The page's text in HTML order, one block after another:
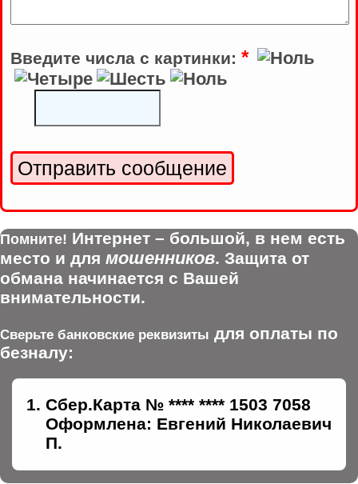
Введите числа с картинки: *
Помните! Интернет – большой, в нем есть
место и для мошенников. Защита от
обмана начинается с Вашей
внимательности.
Сверьте банковские реквизиты для оплаты по
безналу:
Сбер.Карта № **** **** 1503 7058
Оформлена: Евгений Николаевич
П.